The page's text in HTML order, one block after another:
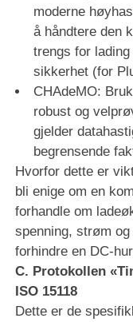
moderne
å håndtere den
trengs for
sikkerhet (for
CHAdeMO:
robust og
gjelder
begrensende
Hvorfor dette er
bli enige om en
forhandle om
spenning, strøm
forhindre en DC-
C. Protokollen
ISO 15118
Dette er de